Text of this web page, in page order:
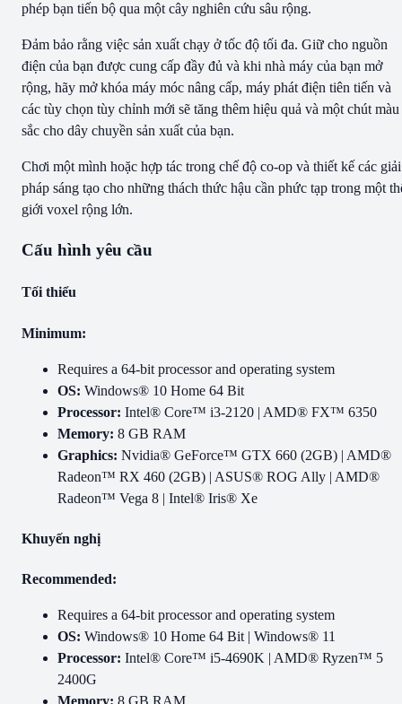
phép bạn tiến bộ qua một cây nghiên cứu sâu rộng.
Đảm bảo rằng việc sản xuất chạy ở tốc độ tối đa. Giữ cho nguồn
điện của bạn được cung cấp đầy đủ và khi nhà máy của bạn mở
rộng, hãy mở khóa máy móc nâng cấp, máy phát điện tiên tiến và
các tùy chọn tùy chỉnh mới sẽ tăng thêm hiệu quả và một chút màu
sắc cho dây chuyền sản xuất của bạn.
Chơi một mình hoặc hợp tác trong chế độ co-op và thiết kế các giải
pháp sáng tạo cho những thách thức hậu cần phức tạp trong một
giới voxel rộng lớn.
Cấu hình yêu cầu
Tối thiểu
Minimum:
Requires a 64-bit processor and operating system
OS: Windows® 10 Home 64 Bit
Processor: Intel® Core™ i3-2120 | AMD® FX™ 6350
Memory: 8 GB RAM
Graphics: Nvidia® GeForce™ GTX 660 (2GB) | AMD®
Radeon™ RX 460 (2GB) | ASUS® ROG Ally | AMD®
Radeon™ Vega 8 | Intel® Iris® Xe
Khuyến nghị
Recommended:
Requires a 64-bit processor and operating system
OS: Windows® 10 Home 64 Bit | Windows® 11
Processor: Intel® Core™ i5-4690K | AMD® Ryzen™ 5
2400G
Memory: 8 GB RAM